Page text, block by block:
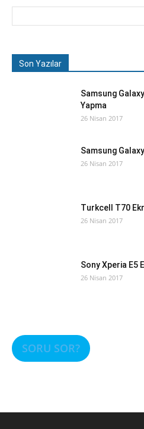
Son Yazılar
Samsung
Yapma
26 Nisan 2017
Samsung
26 Nisan 2017
Turkcell T70
26 Nisan 2017
Sony Xperia E5
26 Nisan 2017
SORU SOR?